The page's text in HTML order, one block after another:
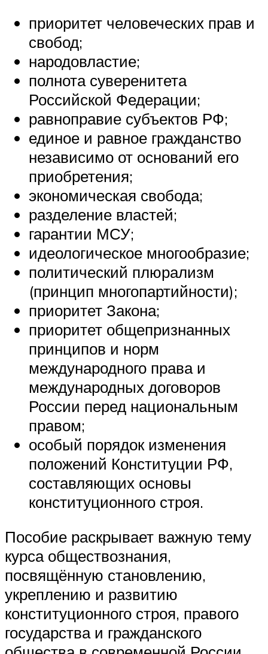
приоритет человеческих прав и
свобод;
народовластие;
полнота суверенитета
Российской Федерации;
равноправие субъектов РФ;
единое и равное гражданство
независимо от оснований его
приобретения;
экономическая свобода;
разделение властей;
гарантии МСУ;
идеологическое многообразие;
политический плюрализм
(принцип многопартийности);
приоритет Закона;
приоритет общепризнанных
принципов и норм
международного права и
международных договоров
России перед национальным
правом;
особый порядок изменения
положений Конституции РФ,
составляющих основы
конституционного строя.
Пособие раскрывает важную тему
курса обществознания,
посвящённую становлению,
укреплению и развитию
конституционного строя, правого
государства и гражданского